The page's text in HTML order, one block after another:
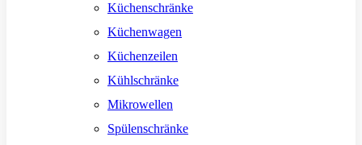
Küchenschränke
Küchenwagen
Küchenzeilen
Kühlschränke
Mikrowellen
Spülenschränke